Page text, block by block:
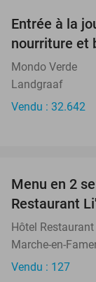
Entrée à la
nourriture et
Mondo Verde
Landgraaf
Vendu : 32.642
Menu en 2
Restaurant
Hôtel Restaurant
Marche-en-
Vendu : 127